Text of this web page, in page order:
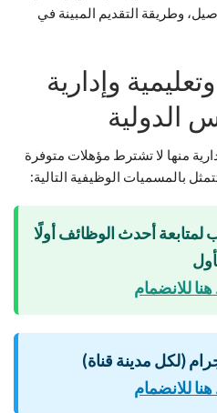
وطريقة التقديم المبينة في
وإدارية
منها لا تشترط مؤهلات متوفرة
بالمسميات الوظيفية التالية:
لمتابعة أحدث الوظائف أولًا
للانضمام
(لكل مدينة قناة)
للانضمام